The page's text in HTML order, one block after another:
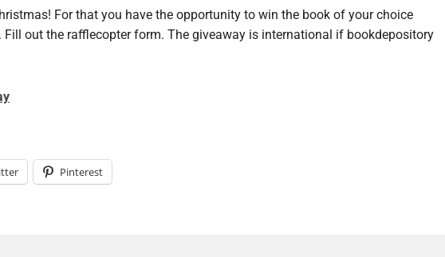
For that you have the opportunity to win the book of your choice
Fill out the rafflecopter form. The giveaway is international if bookdepository
Pinterest